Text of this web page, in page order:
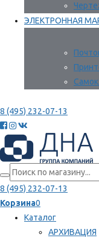
ЭЛЕКТРОННАЯ
8 (495) 232-07-13
8 (495) 232-07-13
Корзина0
Каталог
АРХИВАЦИЯ